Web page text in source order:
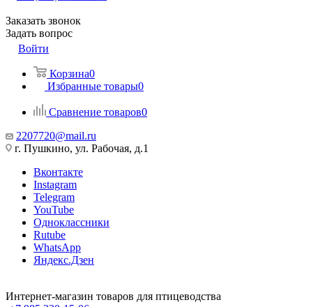
Заказать звонок
Задать вопрос
Войти
Корзина0
Избранные товары0
Сравнение товаров0
2207720@mail.ru
г. Пушкино, ул. Рабочая, д.1
Вконтакте
Instagram
Telegram
YouTube
Одноклассники
Rutube
WhatsApp
Яндекс.Дзен
Интернет-магазин товаров для птицеводства